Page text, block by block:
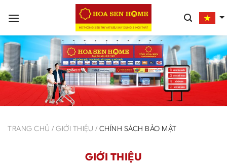
qua
dung
TRANG CHỦ / GIỚI THIỆU / CHÍNH SÁCH BẢO MẬT
GIỚI THIỆU